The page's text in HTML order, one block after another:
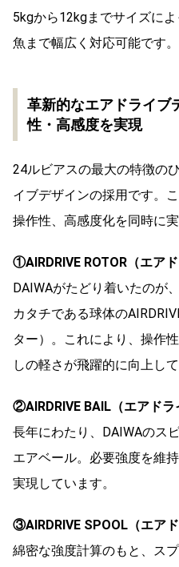
5kgから12kgまでサイズに
魚まで幅広く対応可能です。
革新的なエアドライブ
性・高感度を実現
24ルビアスの最大の特徴の
イブデザインの採用です。
操作性、高感度化を同時に実
①AIRDRIVE ROTOR（エア
DAIWAがたどり着いたのが
カタチである球体の
ター）。これにより、操作
しの軽さが飛躍的に向上して
②AIRDRIVE BAIL（エアドラ
長年にわたり、DAIWAのス
エアベール。必要強度を維
実現しています。
③AIRDRIVE SPOOL（エア
綿密な強度計算のもと、ス